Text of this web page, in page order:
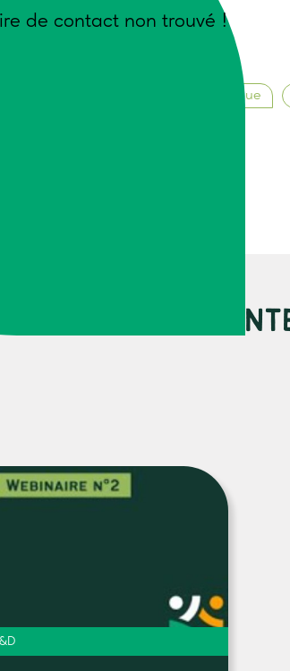
de contact non trouvé !
Trame
Transition agroécologique
VOUS